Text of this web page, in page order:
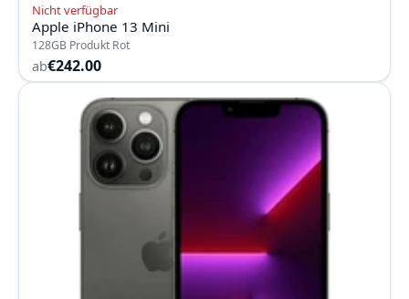
Nicht verfügbar
Apple iPhone 13 Mini
128GB Produkt Rot
ab€242.00